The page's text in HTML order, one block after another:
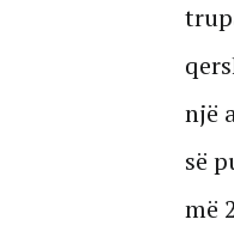
një
së
më